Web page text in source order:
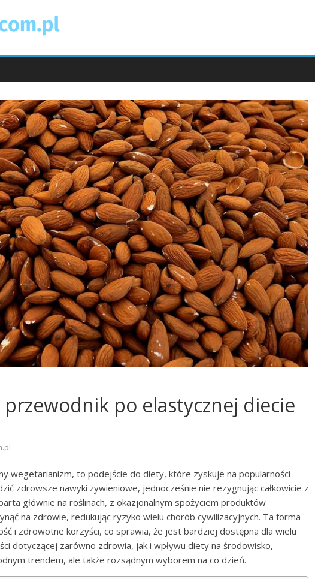
przewodnik po elastycznej diecie
wegetarianizm, to podejście do diety, które zyskuje na popularności
zdrowsze nawyki żywieniowe, jednocześnie nie rezygnując całkowicie z
głównie na roślinach, z okazjonalnym spożyciem produktów
na zdrowie, redukując ryzyko wielu chorób cywilizacyjnych. Ta forma
i zdrowotne korzyści, co sprawia, że jest bardziej dostępna dla wielu
dotyczącej zarówno zdrowia, jak i wpływu diety na środowisko,
trendem, ale także rozsądnym wyborem na co dzień.